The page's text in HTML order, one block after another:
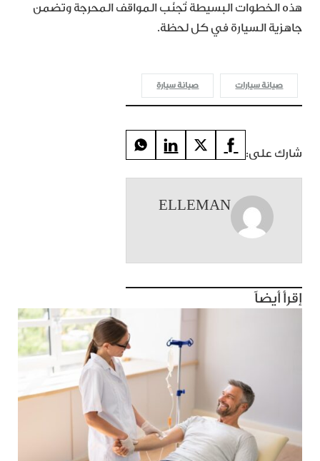
هذه الخطوات البسيطة تُجنّب المواقف المحرجة وتضمن
جاهزية السيارة في كل لحظة.
صيانة سيارات صيانة سيارة
شارك على:
ELLEMAN
إقرأ أيضاً